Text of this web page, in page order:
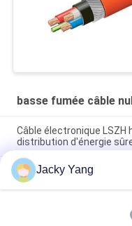
basse fumée câble
Câble électronique
distribution d'énergie
Câble d'alimentation
de fumée, sans halogène,
respectueux de
câble électrique
Jacky Yang